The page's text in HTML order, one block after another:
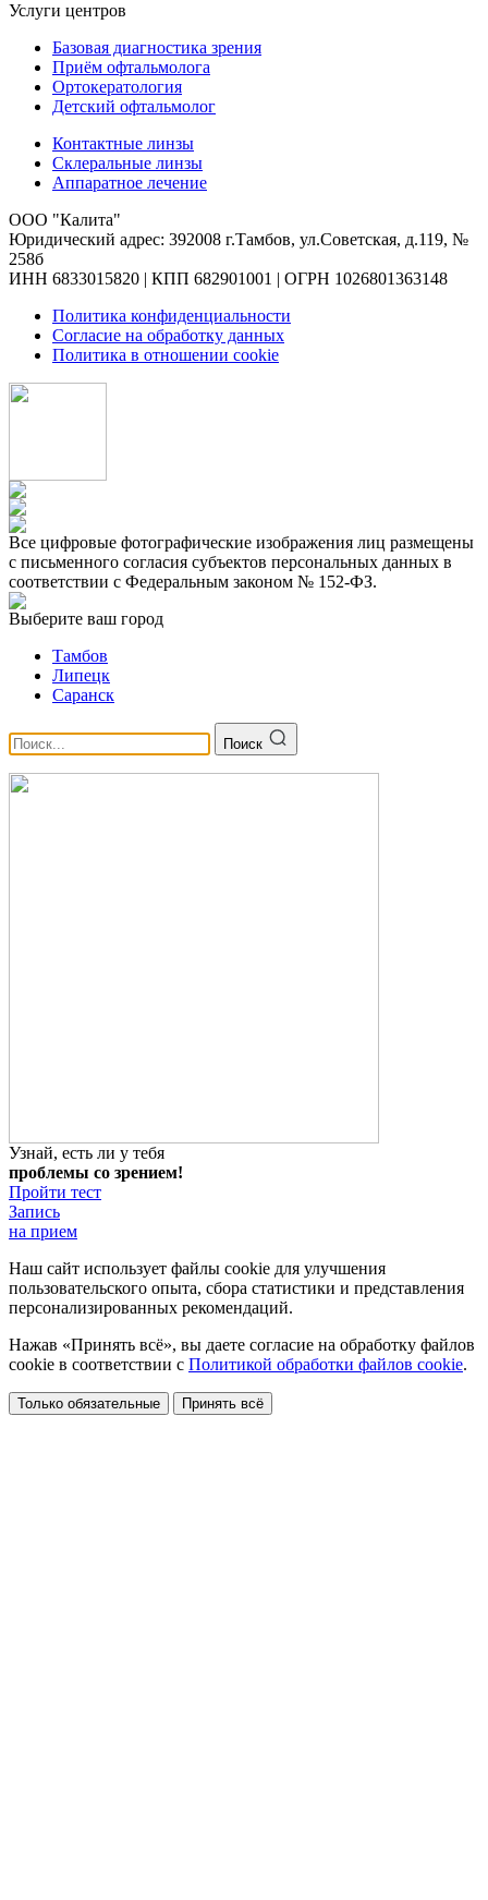
Услуги центров
Базовая диагностика зрения
Приём офтальмолога
Ортокератология
Детский офтальмолог
Контактные линзы
Склеральные линзы
Аппаратное лечение
ООО "Калита"
Юридический адрес: 392008 г.Тамбов, ул.Советская, д.119, №
258б
ИНН 6833015820 | КПП 682901001 | ОГРН 1026801363148
Политика конфиденциальности
Согласие на обработку данных
Политика в отношении cookie
Все цифровые фотографические изображения лиц размещены
с письменного согласия субъектов персональных данных в
соответствии с Федеральным законом № 152-ФЗ.
Выберите ваш город
Тамбов
Липецк
Саранск
Поиск
Узнай, есть ли у тебя
проблемы со зрением!
Пройти тест
Запись
на прием
Наш сайт использует файлы cookie для улучшения
пользовательского опыта, сбора статистики и представления
персонализированных рекомендаций.
Нажав «Принять всё», вы даете согласие на обработку файлов
cookie в соответствии с Политикой обработки файлов cookie.
Только обязательные Принять всё